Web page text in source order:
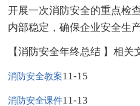
开展一次消防安全的重点检
内部稳定，确保企业安全生
【消防安全年终总结 】相关
消防安全教案11-15
消防安全课件11-13